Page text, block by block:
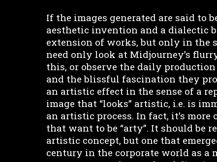
If the images generated are said to
aesthetic invention and a dialectic
extension of works, but only in the
need only look at Midjourney’s
this, or observe the daily
and the blissful fascination they
an artistic effect in the sense of a
image that “looks” artistic, i.e. is
an artistic process. In fact, it’s
that want to be “arty”. It should be
artistic concept, but one that
century in the corporate world as a